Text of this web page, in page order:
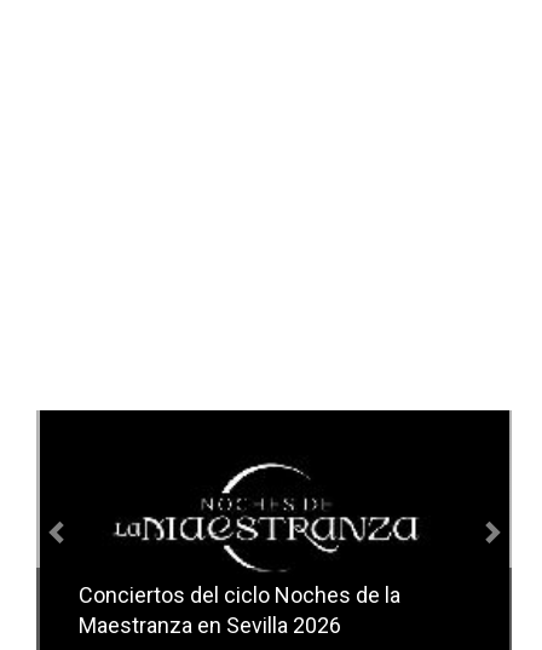
Conciertos del ciclo Noches de la
Maestranza en Sevilla 2026
Conciertos del ciclo Candlelight en
Sevilla